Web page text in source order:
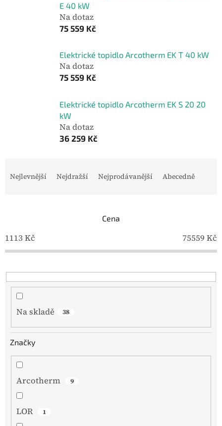
E 40 kW
Na dotaz
75 559 Kč
Elektrické topidlo Arcotherm EK T 40 kW
Na dotaz
75 559 Kč
Elektrické topidlo Arcotherm EK S 20 20
kW
Na dotaz
36 259 Kč
r
o
u
k
Nejlevnější Nejdražší Nejprodávanější Abecedně
Cena
1113 Kč 75559 Kč
Na skladě 38
Značky
Arcotherm 9
LOR 1